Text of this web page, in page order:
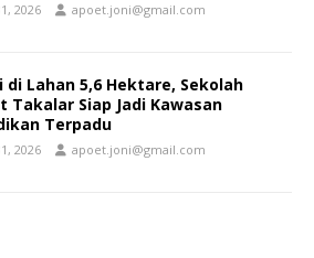
2026 apoet.joni@gmail.com
di Lahan 5,6 Hektare, Sekolah
Takalar Siap Jadi Kawasan
Terpadu
2026 apoet.joni@gmail.com